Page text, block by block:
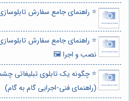
⭐️ راهنمای جامع سفارش
⭐️ راهنمای جامع سفارش
نصب و اجرا 🖼️
⭐️ چگونه یک تابلوی تبلیغاتی
(راهنمای فنی-اجرایی گام به گام)